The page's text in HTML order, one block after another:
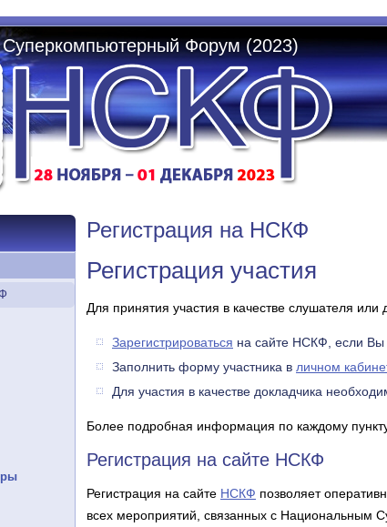
Форум (2023)
Регистрация на НСКФ
Регистрация участия
Для принятия участия в качестве слушателя
Зарегистрироваться на сайте НСКФ, если Вы
Заполнить форму участника в личном
Для участия в качестве докладчика
Более подробная информация по каждому
Регистрация на сайте НСКФ
Регистрация на сайте НСКФ позволяет
всех мероприятий, связанных с Национальным